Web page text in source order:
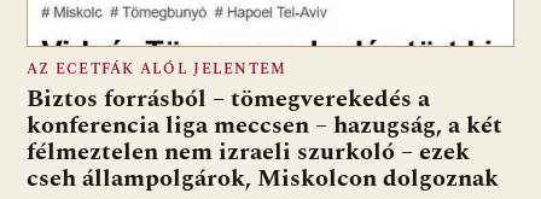
AZ ECETFÁK ALÓL JELENTEM
Biztos forrásból – tömegverekedés a
konferencia liga meccsen – hazugság, a két
félmeztelen nem izraeli szurkoló – ezek
cseh állampolgárok, Miskolcon dolgoznak